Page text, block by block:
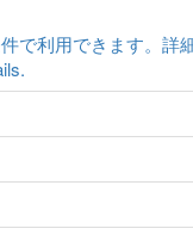
で利用できます。